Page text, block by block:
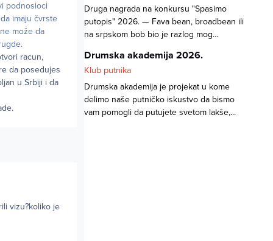
podnosioci
imaju čvrste
može da
racun,
da posedujes
u Srbiji i da
vizu?koliko je
Druga nagrada na konkursu "Spasimo
putopis" 2026. — Fava bean, broadbean ili
na srpskom bob bio je razlog mog...
Drumska akademija 2026.
Klub putnika
Drumska akademija je projekat u kome
delimo naše putničko iskustvo da bismo
vam pomogli da putujete svetom lakše,...